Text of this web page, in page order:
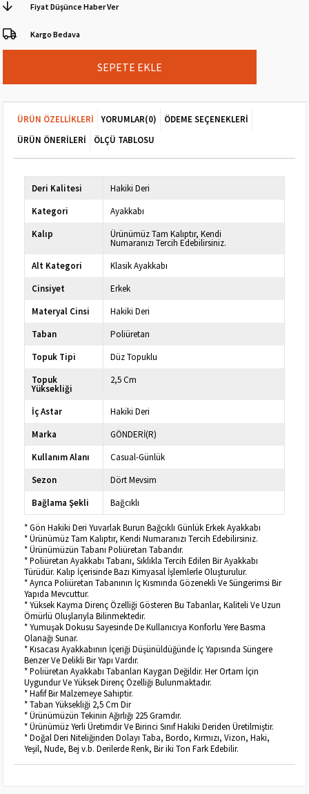
Fiyat Düşünce Haber Ver
Kargo Bedava
ÜRÜN ÖZELLIKLERI YORUMLAR(0)
ÖDEME SEÇENEKLERI
ÜRÜN ÖNERILERI
ÖLÇÜ TABLOSU
Deri Kalitesi
Hakiki Deri
Kategori
Ayakkabı
Kalıp
Ürünümüz Tam Kalıptır, Kendi
Numaranızı Tercih Edebilirsiniz.
Alt Kategori
Klasik Ayakkabı
Cinsiyet
Erkek
Materyal Cinsi
Hakiki Deri
Taban
Poliüretan
Topuk Tipi
Düz Topuklu
Topuk
Yüksekliği
2,5 Cm
İç Astar
Hakiki Deri
Marka
GÖNDERİ(R)
Kullanım Alanı
Casual-Günlük
Sezon
Dört Mevsim
Bağlama Şekli
Bağcıklı
* Gön Hakiki Deri Yuvarlak Burun Bağcıklı Günlük Erkek Ayakkabı
* Ürünümüz Tam Kalıptır, Kendi Numaranızı Tercih Edebilirsiniz.
* Ürünümüzün Tabanı Poliüretan Tabandır.
* Poliüretan Ayakkabı Tabanı, Sıklıkla Tercih Edilen Bir Ayakkabı
Türüdür. Kalıp İçerisinde Bazı Kimyasal İşlemlerle Oluşturulur.
* Ayrıca Poliüretan Tabanının İç Kısmında Gözenekli Ve Süngerimsi Bir
Yapıda Mevcuttur.
* Yüksek Kayma Direnç Özelliği Gösteren Bu Tabanlar, Kaliteli Ve Uzun
Ömürlü Oluşlarıyla Bilinmektedir.
* Yumuşak Dokusu Sayesinde De Kullanıcıya Konforlu Yere Basma
Olanağı Sunar.
* Kısacası Ayakkabının İçeriği Düşünüldüğünde İç Yapısında Süngere
Benzer Ve Delikli Bir Yapı Vardır.
* Poliüretan Ayakkabı Tabanları Kaygan Değildir. Her Ortam İçin
Uygundur Ve Yüksek Direnç Özelliği Bulunmaktadır.
* Hafif Bir Malzemeye Sahiptir.
* Taban Yüksekliği 2,5 Cm Dir
* Ürünümüzün Tekinin Ağırlığı 225 Gramdır.
* Ürünümüz Yerli Üretimdir Ve Birinci Sınıf Hakiki Deriden Üretilmiştir.
* Doğal Deri Niteliğinden Dolayı Taba, Bordo, Kırmızı, Vizon, Haki,
Yeşil, Nude, Bej v.b. Derilerde Renk, Bir iki Ton Fark Edebilir.